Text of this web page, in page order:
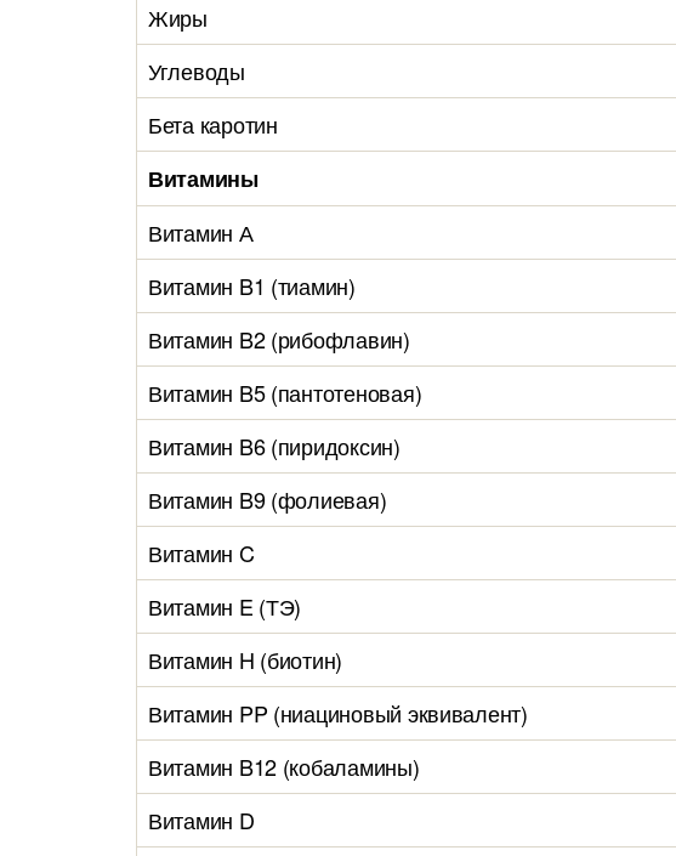
Жиры
Углеводы
Бета каротин
Витамины
Витамин А
Витамин B1 (тиамин)
Витамин B2 (рибофлавин)
Витамин B5 (пантотеновая)
Витамин B6 (пиридоксин)
Витамин B9 (фолиевая)
Витамин C
Витамин E (ТЭ)
Витамин H (биотин)
Витамин PP (ниациновый эквивалент)
Витамин B12 (кобаламины)
Витамин D